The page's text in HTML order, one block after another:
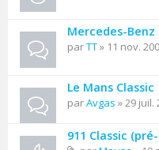
Mercedes-Benz
parTT» 11 nov.
Le Mans Classic
parAvgas » 29 juil.
911 Classic (pré-